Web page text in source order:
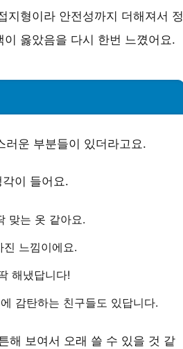
지형이라 안전성까지 더해져서 정
옳았음을 다시 한번 느꼈어요.
러운 부분들이 있더라고요.
이 들어요.
맞는 옷 같아요.
느낌이에요.
해냈답니다!
감탄하는 친구들도 있답니다.
해 보여서 오래 쓸 수 있을 것 같